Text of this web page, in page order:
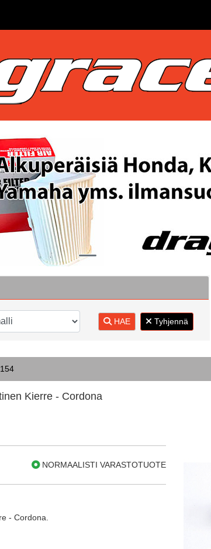
HAE Tyhjennä
154
Kierre - Cordona
NORMAALISTI VARASTOTUOTE
- Cordona.